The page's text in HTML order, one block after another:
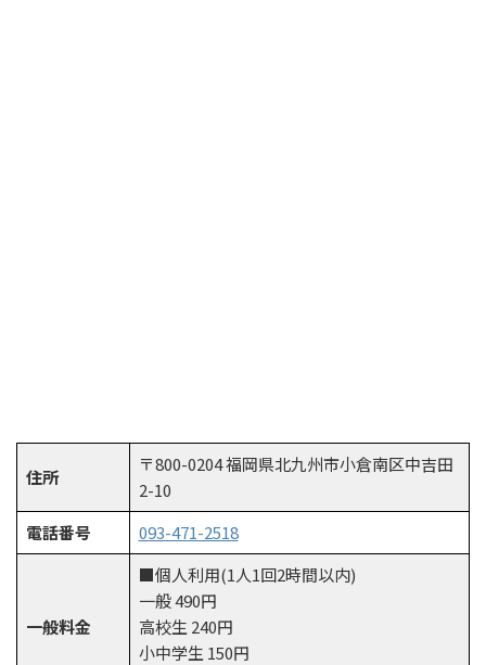
住所
〒800-0204 福岡県北九州市小倉南区中吉田
2-10
電話番号
093-471-2518
一般料金
■個人利用(1人1回2時間以内)
一般 490円
高校生 240円
小中学生 150円